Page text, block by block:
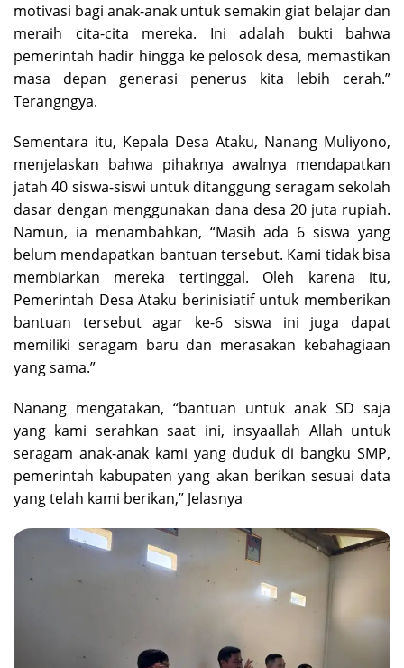
motivasi bagi anak-anak untuk semakin giat belajar dan
meraih cita-cita mereka. Ini adalah bukti bahwa
pemerintah hadir hingga ke pelosok desa, memastikan
masa depan generasi penerus kita lebih cerah.”
Terangngya.
Sementara itu, Kepala Desa Ataku, Nanang Muliyono,
menjelaskan bahwa pihaknya awalnya mendapatkan
jatah 40 siswa-siswi untuk ditanggung seragam sekolah
dasar dengan menggunakan dana desa 20 juta rupiah.
Namun, ia menambahkan, “Masih ada 6 siswa yang
belum mendapatkan bantuan tersebut. Kami tidak bisa
membiarkan mereka tertinggal. Oleh karena itu,
Pemerintah Desa Ataku berinisiatif untuk memberikan
bantuan tersebut agar ke-6 siswa ini juga dapat
memiliki seragam baru dan merasakan kebahagiaan
yang sama.”
Nanang mengatakan, “bantuan untuk anak SD saja
yang kami serahkan saat ini, insyaallah Allah untuk
seragam anak-anak kami yang duduk di bangku SMP,
pemerintah kabupaten yang akan berikan sesuai data
yang telah kami berikan,” Jelasnya